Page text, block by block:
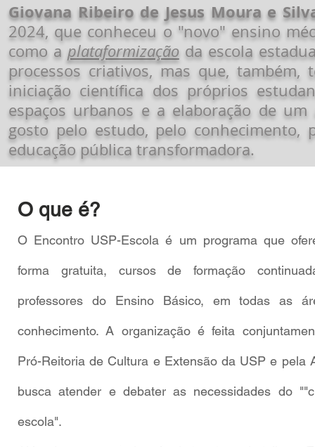
Giovana Ribeiro de Jesus Moura e
2024, que conheceu o "novo" ensino
como a plataformizaçãoda escola
processos criativos, mas que,
iniciação científica dos próprios
espaços urbanos e a elaboração de
gosto pelo estudo, pelo
educação pública transformadora.
O que é?
O Encontro USP-Escola é um programa que
forma gratuita, cursos de formação
professores do Ensino Básico, em todas as
conhecimento. A organização é feita
Pró-Reitoria de Cultura e Extensão da USP e pela
busca atender e debater as necessidades do
escola".